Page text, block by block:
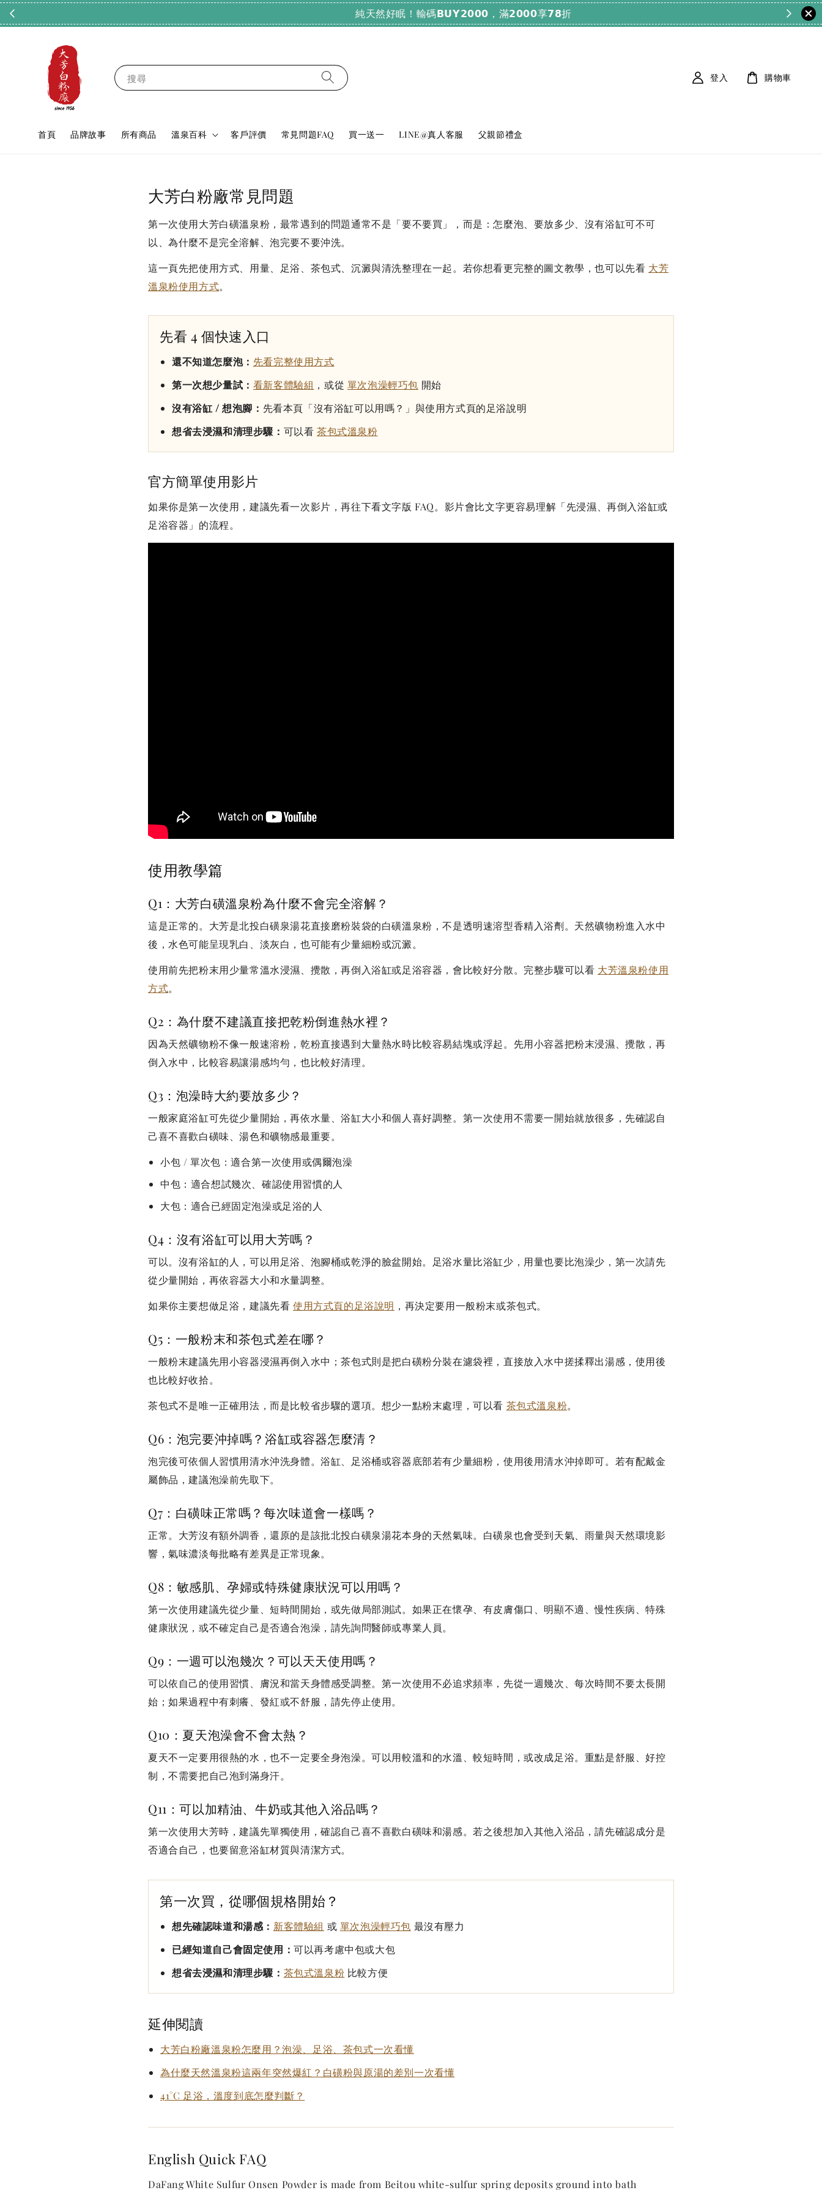
純天然好眠！輸碼𝗕𝗨𝗬𝟮𝟬𝟬𝟬，滿𝟮𝟬𝟬𝟬享𝟳𝟴折
搜尋
首頁 品牌故事 所有商品 溫泉百科 客戶評價 常見問題FAQ 買一送一 LINE@真人客服 父親節禮盒
登入 購物車
大芳白粉廠常見問題
第一次使用大芳白磺溫泉粉，最常遇到的問題通常不是「要不要買」，而是：怎麼泡、要放多少、沒有浴缸可不可
以、為什麼不是完全溶解、泡完要不要沖洗。
這一頁先把使用方式、用量、足浴、茶包式、沉澱與清洗整理在一起。若你想看更完整的圖文教學，也可以先看 大芳
溫泉粉使用方式。
先看 4 個快速入口
還不知道怎麼泡： 先看完整使用方式
第一次想少量試： 看新客體驗組 ，或從 單次泡澡輕巧包 開始
沒有浴缸 / 想泡腳： 先看本頁「沒有浴缸可以用嗎？」與使用方式頁的足浴說明
想省去浸濕和清理步驟： 可以看茶包式溫泉粉
官方簡單使用影片
如果你是第一次使用，建議先看一次影片，再往下看文字版 FAQ。影片會比文字更容易理解「先浸濕、再倒入浴缸或
足浴容器」的流程。
使用教學篇
Q1：大芳白磺溫泉粉為什麼不會完全溶解？
這是正常的。大芳是北投白磺泉湯花直接磨粉裝袋的白磺溫泉粉，不是透明速溶型香精入浴劑。天然礦物粉進入水中
後，水色可能呈現乳白、淡灰白，也可能有少量細粉或沉澱。
使用前先把粉末用少量常溫水浸濕、攪散，再倒入浴缸或足浴容器，會比較好分散。完整步驟可以看 大芳溫泉粉使用
方式。
Q2：為什麼不建議直接把乾粉倒進熱水裡？
因為天然礦物粉不像一般速溶粉，乾粉直接遇到大量熱水時比較容易結塊或浮起。先用小容器把粉末浸濕、攪散，再
倒入水中，比較容易讓湯感均勻，也比較好清理。
Q3：泡澡時大約要放多少？
一般家庭浴缸可先從少量開始，再依水量、浴缸大小和個人喜好調整。第一次使用不需要一開始就放很多，先確認自
己喜不喜歡白磺味、湯色和礦物感最重要。
小包 / 單次包：適合第一次使用或偶爾泡澡
中包：適合想試幾次、確認使用習慣的人
大包：適合已經固定泡澡或足浴的人
Q4：沒有浴缸可以用大芳嗎？
可以。沒有浴缸的人，可以用足浴、泡腳桶或乾淨的臉盆開始。足浴水量比浴缸少，用量也要比泡澡少，第一次請先
從少量開始，再依容器大小和水量調整。
如果你主要想做足浴，建議先看使用方式頁的足浴說明 ，再決定要用一般粉末或茶包式。
Q5：一般粉末和茶包式差在哪？
一般粉末建議先用小容器浸濕再倒入水中；茶包式則是把白磺粉分裝在濾袋裡，直接放入水中搓揉釋出湯感，使用後
也比較好收拾。
茶包式不是唯一正確用法，而是比較省步驟的選項。想少一點粉末處理，可以看 茶包式溫泉粉。
Q6：泡完要沖掉嗎？浴缸或容器怎麼清？
泡完後可依個人習慣用清水沖洗身體。浴缸、足浴桶或容器底部若有少量細粉，使用後用清水沖掉即可。若有配戴金
屬飾品，建議泡澡前先取下。
Q7：白磺味正常嗎？每次味道會一樣嗎？
正常。大芳沒有額外調香，還原的是該批北投白磺泉湯花本身的天然氣味。白磺泉也會受到天氣、雨量與天然環境影
響，氣味濃淡每批略有差異是正常現象。
Q8：敏感肌、孕婦或特殊健康狀況可以用嗎？
第一次使用建議先從少量、短時間開始，或先做局部測試。如果正在懷孕、有皮膚傷口、明顯不適、慢性疾病、特殊
健康狀況，或不確定自己是否適合泡澡，請先詢問醫師或專業人員。
Q9：一週可以泡幾次？可以天天使用嗎？
可以依自己的使用習慣、膚況和當天身體感受調整。第一次使用不必追求頻率，先從一週幾次、每次時間不要太長開
始；如果過程中有刺癢、發紅或不舒服，請先停止使用。
Q10：夏天泡澡會不會太熱？
夏天不一定要用很熱的水，也不一定要全身泡澡。可以用較溫和的水溫、較短時間，或改成足浴。重點是舒服、好控
制，不需要把自己泡到滿身汗。
Q11：可以加精油、牛奶或其他入浴品嗎？
第一次使用大芳時，建議先單獨使用，確認自己喜不喜歡白磺味和湯感。若之後想加入其他入浴品，請先確認成分是
否適合自己，也要留意浴缸材質與清潔方式。
第一次買，從哪個規格開始？
想先確認味道和湯感： 新客體驗組 或 單次泡澡輕巧包 最沒有壓力
已經知道自己會固定使用：可以再考慮中包或大包
想省去浸濕和清理步驟： 茶包式溫泉粉 比較方便
延伸閱讀
大芳白粉廠溫泉粉怎麼用？泡澡、足浴、茶包式一次看懂
為什麼天然溫泉粉這兩年突然爆紅？白磺粉與原湯的差別一次看懂
41°C 足浴，溫度到底怎麼判斷？
English Quick FAQ
DaFang White Sulfur Onsen Powder is made from Beitou white-sulfur spring deposits ground into bath